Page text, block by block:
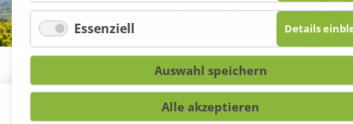
Essenziell Details
Auswahl speichern
Alle akzeptieren